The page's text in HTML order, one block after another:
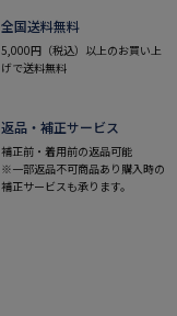
全国送料無料
5,000円（税込）以上のお買い上
げで送料無料
返品・補正サービス
補正前・着用前の返品可能
※一部返品不可商品あり購入時の
補正サービスも承ります。